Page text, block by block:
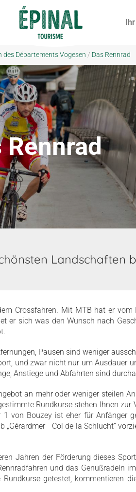
des Départements Vogesen / Das Rennrad
Rennrad
Landschaften
Crossfahren. Mit MTB hat er vom
er sich was den Wunsch nach
Pausen sind weniger
und zwar nicht nur um Ausdauer
Anstiege und Abfahrten sind
an mehr oder weniger steilen
Rundkurse stehen Ihnen zur
von Bouzey ist eher für Anfänger
„Gérardmer - Col de la Schlucht“
Jahren der Förderung dieses
und das Genußradeln
getestet, kommentieren